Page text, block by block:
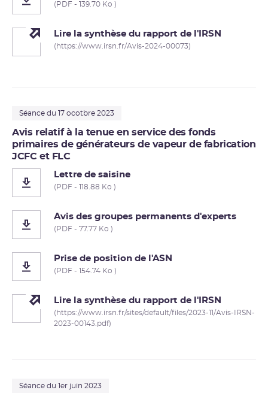
(PDF - 139.70 Ko )
Lire la synthèse du rapport de l'IRSN
(https://www.irsn.fr/Avis-2024-00073)
Séance du 17 ocotbre 2023
Avis relatif à la tenue en service des fonds
primaires de générateurs de vapeur de fabrication
JCFC et FLC
Lettre de saisine
(PDF - 118.88 Ko )
Avis des groupes permanents d'experts
(PDF - 77.77 Ko )
Prise de position de l'ASN
(PDF - 154.74 Ko )
Lire la synthèse du rapport de l'IRSN
(https://www.irsn.fr/sites/default/files/2023-11/Avis-IRSN-
2023-00143.pdf)
Séance du 1er juin 2023